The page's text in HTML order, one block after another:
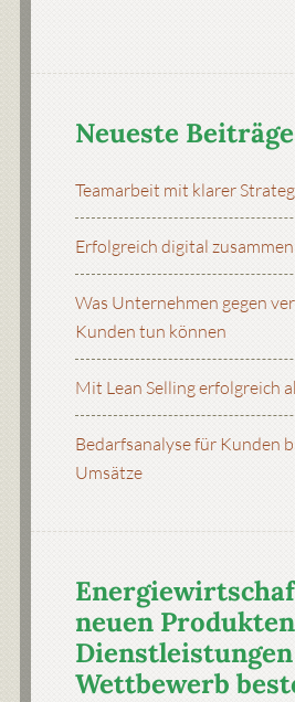
Neueste Beiträge
Teamarbeit mit klarer
Erfolgreich digital
Was Unternehmen gegen
Kunden tun können
Mit Lean Selling erfolgreich
Bedarfsanalyse für Kunden
Umsätze
neuen
Wettbewerb